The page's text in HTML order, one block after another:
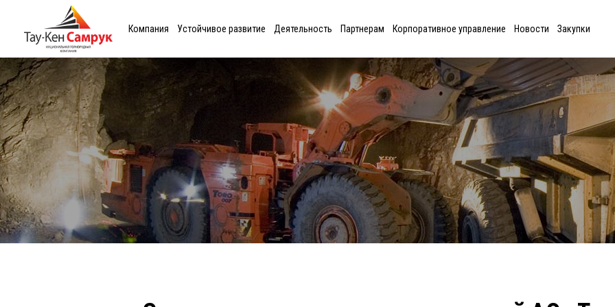
Компания Устойчивое развитие Деятельность Партнерам Корпоративное управление Новости Закупки